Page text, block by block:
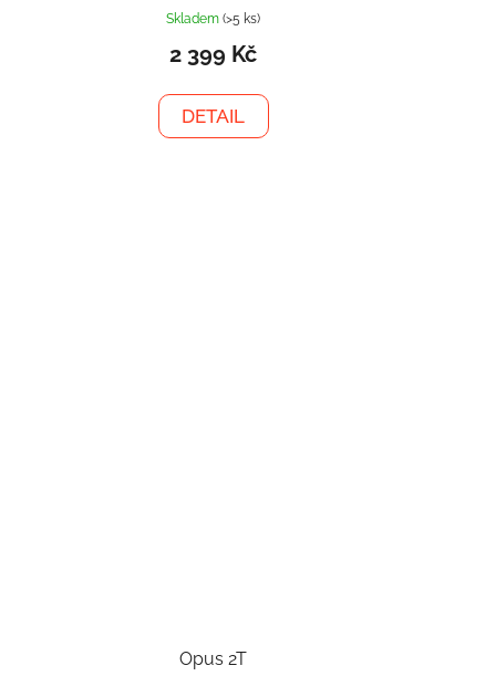
Skladem(>5 ks)
2 399 Kč
DETAIL
Opus 2T